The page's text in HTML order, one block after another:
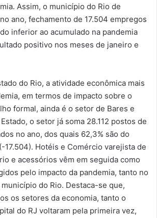
Assim, o município do Rio de
ano, fechamento de 17.504 empregos
inferior ao acumulado na pandemia
positivo nos meses de janeiro e
do Rio, a atividade econômica mais
em termos de impacto sobre o
formal, ainda é o setor de Bares e
o setor já soma 28.112 postos de
no ano, dos quais 62,3% são do
17.504). Hotéis e Comércio varejista de
e acessórios vêm em seguida como
pelo impacto da pandemia, tanto no
do Rio. Destaca-se que,
os setores da economia, tanto o
do RJ voltaram pela primeira vez,